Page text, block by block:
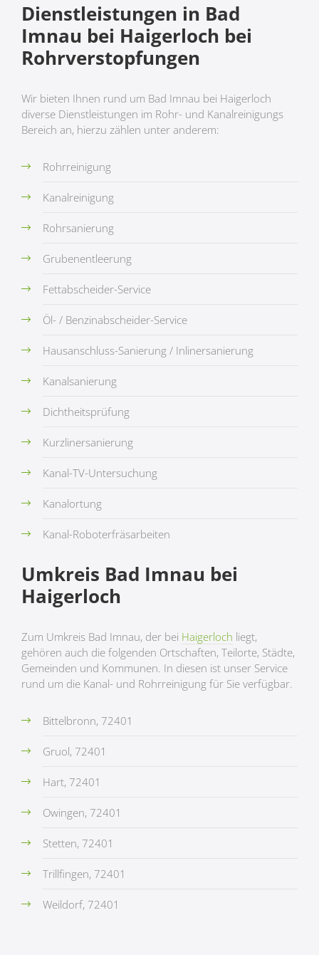
Dienstleistungen in Bad
Imnau bei Haigerloch bei
Rohrverstopfungen
Wir bieten Ihnen rund um Bad Imnau bei Haigerloch
diverse Dienstleistungen im Rohr- und Kanalreinigungs
Bereich an, hierzu zählen unter anderem:
Rohrreinigung
Kanalreinigung
Rohrsanierung
Grubenentleerung
Fettabscheider-Service
Öl- / Benzinabscheider-Service
Hausanschluss-Sanierung / Inlinersanierung
Kanalsanierung
Dichtheitsprüfung
Kurzlinersanierung
Kanal-TV-Untersuchung
Kanalortung
Kanal-Roboterfräsarbeiten
Umkreis Bad Imnau bei
Haigerloch
Zum Umkreis Bad Imnau, der bei Haigerloch liegt,
gehören auch die folgenden Ortschaften, Teilorte, Städte,
Gemeinden und Kommunen. In diesen ist unser Service
rund um die Kanal- und Rohrreinigung für Sie verfügbar.
Bittelbronn, 72401
Gruol, 72401
Hart, 72401
Owingen, 72401
Stetten, 72401
Trillfingen, 72401
Weildorf, 72401